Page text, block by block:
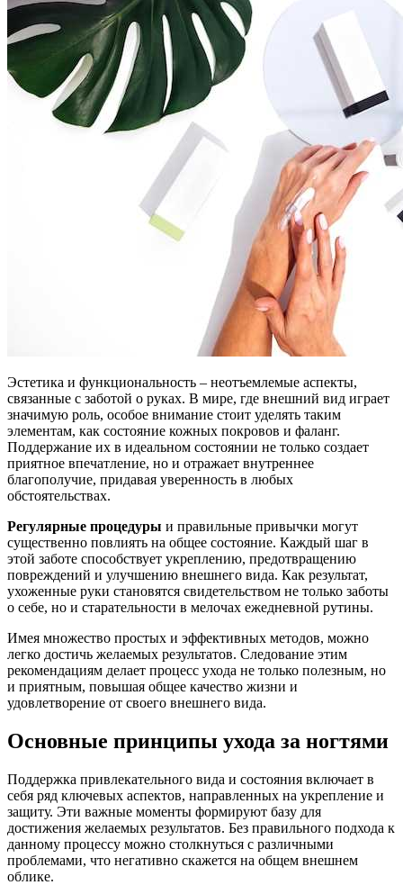
Эстетика и функциональность – неотъемлемые аспекты,
связанные с заботой о руках. В мире, где внешний вид играет
значимую роль, особое внимание стоит уделять таким
элементам, как состояние кожных покровов и фаланг.
Поддержание их в идеальном состоянии не только создает
приятное впечатление, но и отражает внутреннее
благополучие, придавая уверенность в любых
обстоятельствах.
Регулярные процедуры и правильные привычки могут
существенно повлиять на общее состояние. Каждый шаг в
этой заботе способствует укреплению, предотвращению
повреждений и улучшению внешнего вида. Как результат,
ухоженные руки становятся свидетельством не только заботы
о себе, но и старательности в мелочах ежедневной рутины.
Имея множество простых и эффективных методов, можно
легко достичь желаемых результатов. Следование этим
рекомендациям делает процесс ухода не только полезным, но
и приятным, повышая общее качество жизни и
удовлетворение от своего внешнего вида.
Основные принципы ухода за ногтями
Поддержка привлекательного вида и состояния включает в
себя ряд ключевых аспектов, направленных на укрепление и
защиту. Эти важные моменты формируют базу для
достижения желаемых результатов. Без правильного подхода к
данному процессу можно столкнуться с различными
проблемами, что негативно скажется на общем внешнем
облике.